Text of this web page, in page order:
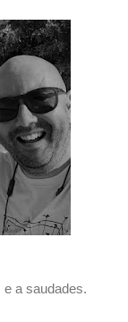
a saudades.